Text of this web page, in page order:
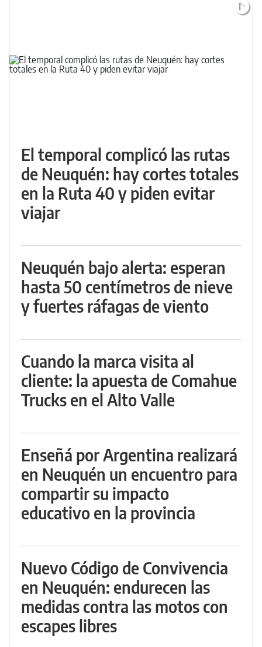
El temporal complicó las rutas
de Neuquén: hay cortes totales
en la Ruta 40 y piden evitar
viajar
Neuquén bajo alerta: esperan
hasta 50 centímetros de nieve
y fuertes ráfagas de viento
Cuando la marca visita al
cliente: la apuesta de Comahue
Trucks en el Alto Valle
Enseñá por Argentina realizará
en Neuquén un encuentro para
compartir su impacto
educativo en la provincia
Nuevo Código de Convivencia
en Neuquén: endurecen las
medidas contra las motos con
escapes libres